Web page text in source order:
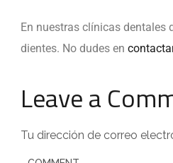
En nuestras clínicas dentales
dientes. No dudes en
Leave a
Tu dirección de correo